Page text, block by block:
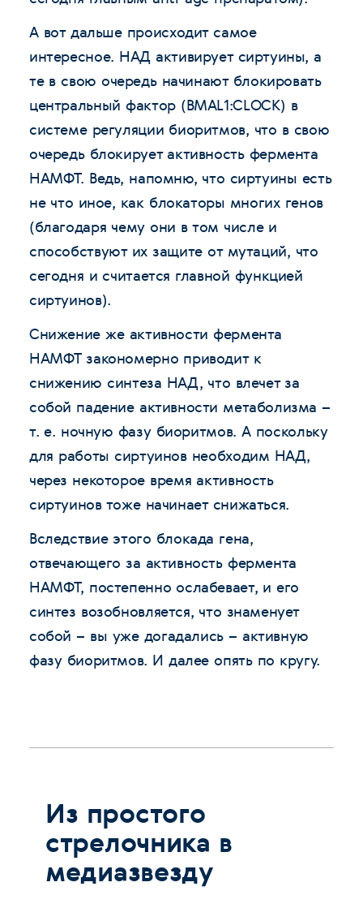
А вот дальше происходит самое
интересное. НАД активирует сиртуины, а
те в свою очередь начинают блокировать
центральный фактор (BMAL1:CLOCK) в
системе регуляции биоритмов, что в свою
очередь блокирует активность фермента
НАМФТ. Ведь, напомню, что сиртуины есть
не что иное, как блокаторы многих генов
(благодаря чему они в том числе и
способствуют их защите от мутаций, что
сегодня и считается главной функцией
сиртуинов).
Снижение же активности фермента
НАМФТ закономерно приводит к
снижению синтеза НАД, что влечет за
собой падение активности метаболизма –
т. е. ночную фазу биоритмов. А поскольку
для работы сиртуинов необходим НАД,
через некоторое время активность
сиртуинов тоже начинает снижаться.
Вследствие этого блокада гена,
отвечающего за активность фермента
НАМФТ, постепенно ослабевает, и его
синтез возобновляется, что знаменует
собой – вы уже догадались – активную
фазу биоритмов. И далее опять по кругу.
Из простого
стрелочника в
медиазвезду